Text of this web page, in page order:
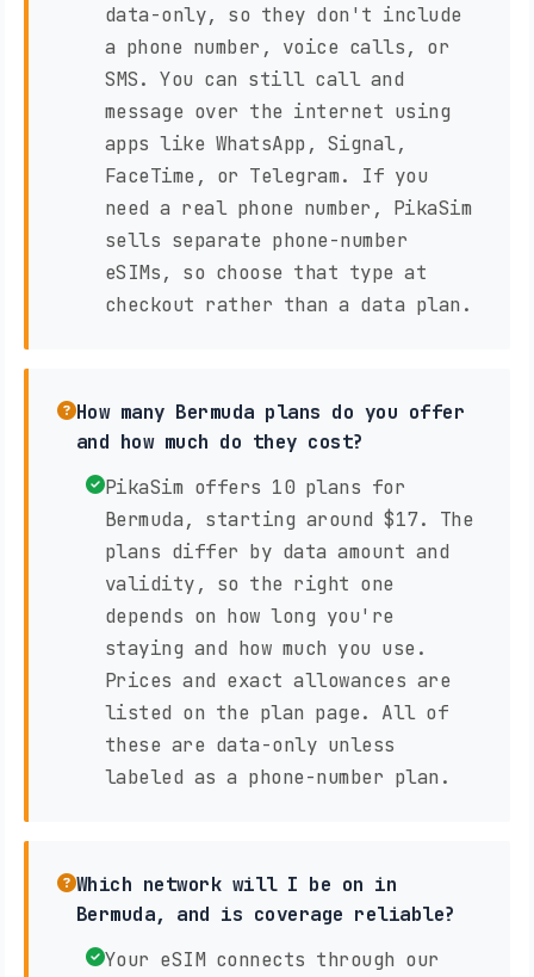
data-only, so they don't include
a phone number, voice calls, or
SMS. You can still call and
message over the internet using
apps like WhatsApp, Signal,
FaceTime, or Telegram. If you
need a real phone number, PikaSim
sells separate phone-number
eSIMs, so choose that type at
checkout rather than a data plan.
How many Bermuda plans do you offer
and how much do they cost?
PikaSim offers 10 plans for
Bermuda, starting around $17. The
plans differ by data amount and
validity, so the right one
depends on how long you're
staying and how much you use.
Prices and exact allowances are
listed on the plan page. All of
these are data-only unless
labeled as a phone-number plan.
Which network will I be on in
Bermuda, and is coverage reliable?
Your eSIM connects through our